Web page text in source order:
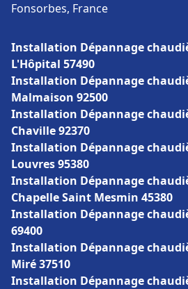
Fonsorbes, France
Installation Dépannage
L'Hôpital 57490
Installation Dépannage
Malmaison 92500
Installation Dépannage
Chaville 92370
Installation Dépannage
Louvres 95380
Installation Dépannage
Chapelle Saint Mesmin 45380
Installation Dépannage
69400
Installation Dépannage
Miré 37510
Installation Dépannage